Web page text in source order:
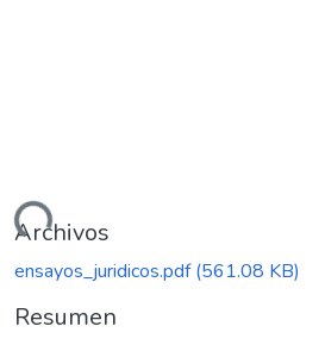
Archivos
ensayos_juridicos.pdf(561.08 KB)
Resumen